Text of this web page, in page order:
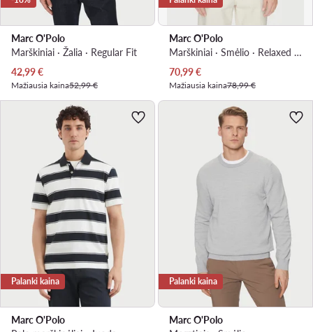
Marc O'Polo
Marškiniai · Žalia · Regular Fit
Dabartinė kaina
42,99€
Mažiausia kaina52,99 €
Marc O'Polo
Marškiniai · Smėlio · Relaxed Fit
Dabartinė kaina
70,99€
Mažiausia kaina78,99 €
Palanki kaina
Marc O'Polo
Palanki kaina
Marc O'Polo